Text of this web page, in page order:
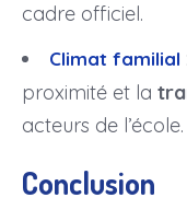
cadre officiel.
Climat familial
proximité et la
acteurs de l’école.
Conclusion